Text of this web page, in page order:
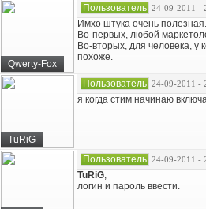
Qwerty-Fox
Пользователь 24-09-2011 -
Имхо штука очень полезная.
Во-первых, любой
Во-вторых, для человека, у
похоже.
TuRiG
Пользователь 24-09-2011 -
я когда стим начинаю
Пользователь 24-09-2011 -
TuRiG,
логин и пароль ввести.